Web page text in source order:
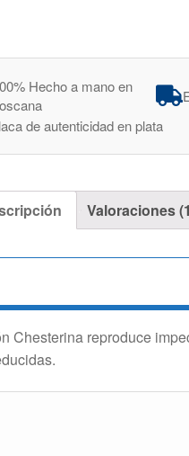
Hecho a mano en
de autenticidad en plata
Valoraciones
Chesterina reproduce